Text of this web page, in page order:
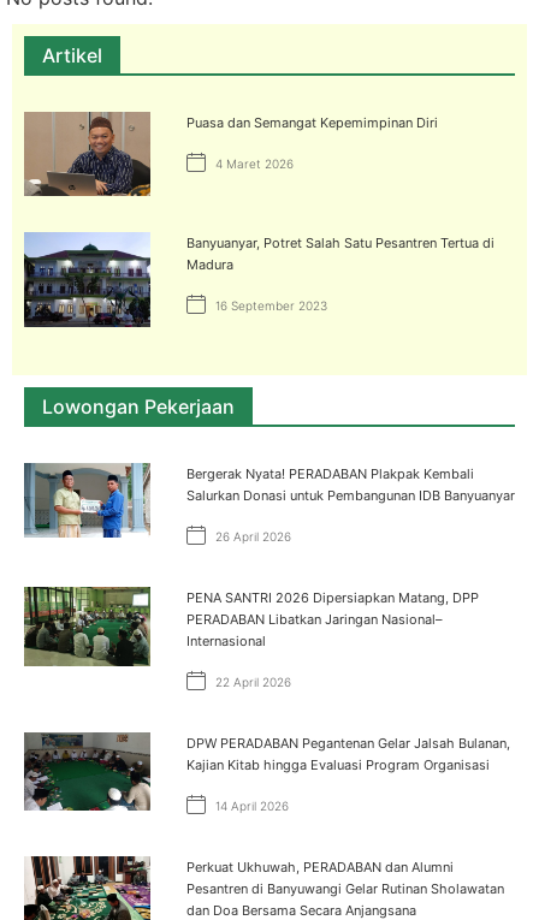
Artikel
Puasa dan Semangat Kepemimpinan Diri
4 Maret 2026
Banyuanyar, Potret Salah Satu Pesantren Tertua di
Madura
16 September 2023
Lowongan Pekerjaan
Bergerak Nyata! PERADABAN Plakpak Kembali
Salurkan Donasi untuk Pembangunan IDB Banyuanyar
26 April 2026
PENA SANTRI 2026 Dipersiapkan Matang, DPP
PERADABAN Libatkan Jaringan Nasional–
Internasional
22 April 2026
DPW PERADABAN Pegantenan Gelar Jalsah Bulanan,
Kajian Kitab hingga Evaluasi Program Organisasi
14 April 2026
Perkuat Ukhuwah, PERADABAN dan Alumni
Pesantren di Banyuwangi Gelar Rutinan Sholawatan
dan Doa Bersama Secara Anjangsana